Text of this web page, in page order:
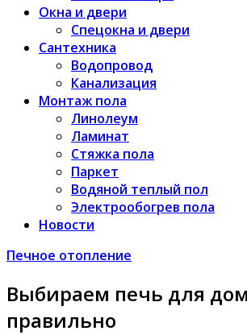
Окна и двери
Спецокна и двери
Сантехника
Водопровод
Канализация
Монтаж пола
Линолеум
Ламинат
Стяжка пола
Паркет
Водяной теплый пол
Электрообогрев пола
Новости
Печное отопление
Выбираем печь для
правильно